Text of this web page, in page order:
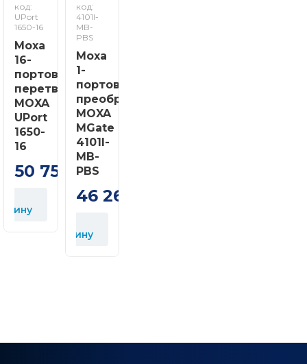
код:
UPort
1650-16
Moxa
16-
портовий
перетворювач
MOXA
UPort
1650-
16
50 751 грн
код:
4101I-
MB-
PBS
Moxa
1-
портовый
преобразователь
MOXA
MGate
4101I-
MB-
PBS
46 261
корзину